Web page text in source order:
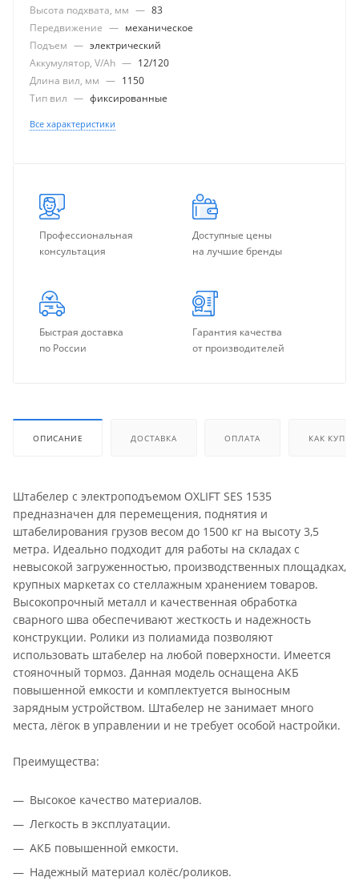
Высота подхвата, мм — 83
Передвижение — механическое
Подъем — электрический
Аккумулятор, V/Ah — 12/120
Длина вил, мм — 1150
Тип вил — фиксированные
Все характеристики
Профессиональная
консультация
Доступные цены
на лучшие бренды
Быстрая доставка
по России
Гарантия качества
от производителей
ОПИСАНИЕ ДОСТАВКА ОПЛАТА КАК
Штабелер с электроподъемом OXLIFT SES 1535
предназначен для перемещения, поднятия и
штабелирования грузов весом до 1500 кг на высоту 3,5
метра. Идеально подходит для работы на складах с
невысокой загруженностью, производственных площадках,
крупных маркетах со стеллажным хранением товаров.
Высокопрочный металл и качественная обработка
сварного шва обеспечивают жесткость и надежность
конструкции. Ролики из полиамида позволяют
использовать штабелер на любой поверхности. Имеется
стояночный тормоз. Данная модель оснащена АКБ
повышенной емкости и комплектуется выносным
зарядным устройством. Штабелер не занимает много
места, лёгок в управлении и не требует особой настройки.
Преимущества:
Высокое качество материалов.
Легкость в эксплуатации.
АКБ повышенной емкости.
Надежный материал колёс/роликов.